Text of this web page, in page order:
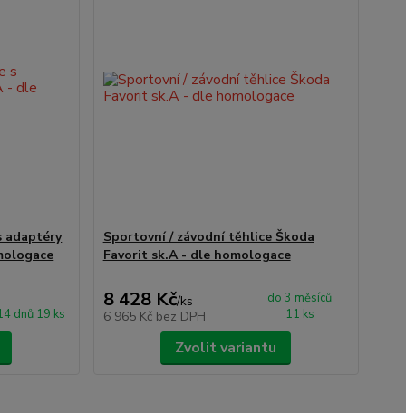
adaptéry
dnů 19 ks
Sportovní / závodní těhlice Škoda
Favorit sk.A - dle homologace
8 428 Kč/ks
6 965 Kč bez DPH
do 3 měsíců
11 ks
Zvolit variantu